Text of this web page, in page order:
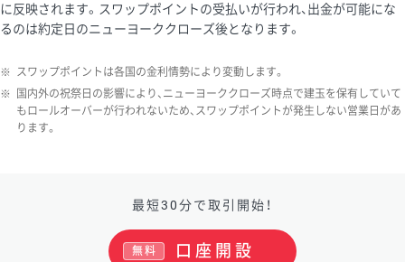
に反映されます。スワップポイントの受払いが行われ、出金が可能にな
るのは約定日のニューヨーククローズ後となります。
※ スワップポイントは各国の金利情勢により変動します。
※
国内外の祝祭日の影響により、ニューヨーククローズ時点で建玉を保有していて
もロールオーバーが行われないため、スワップポイントが発生しない営業日があ
ります。
最短30分で取引開始！
口座開設
無料